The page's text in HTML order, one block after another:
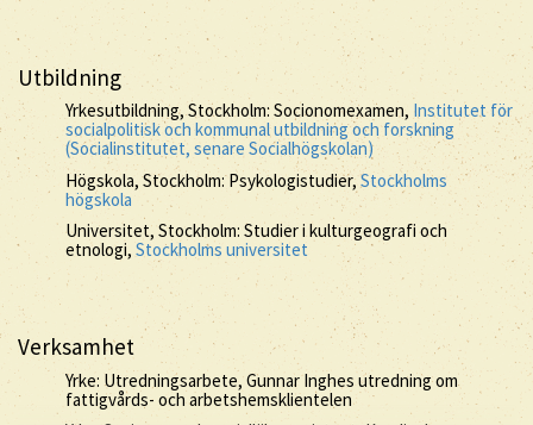
Utbildning
Yrkesutbildning, Stockholm: Socionomexamen, Institutet för
socialpolitisk och kommunal utbildning och forskning
(Socialinstitutet, senare Socialhögskolan)
Högskola, Stockholm: Psykologistudier, Stockholms
högskola
Universitet, Stockholm: Studier i kulturgeografi och
etnologi, Stockholms universitet
Verksamhet
Yrke: Utredningsarbete, Gunnar Inghes utredning om
fattigvårds- och arbetshemsklientelen